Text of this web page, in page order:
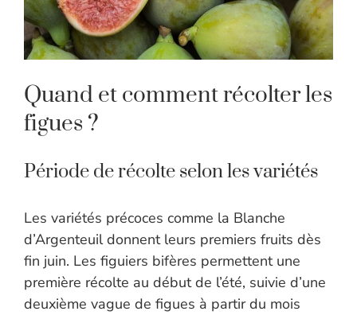
Quand et comment récolter les
figues ?
Période de récolte selon les variétés
Les variétés précoces comme la Blanche
d’Argenteuil donnent leurs premiers fruits dès
fin juin. Les figuiers bifères permettent une
première récolte au début de l’été, suivie d’une
deuxième vague de figues à partir du mois